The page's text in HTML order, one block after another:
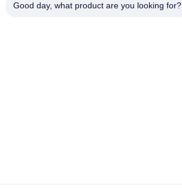
전화
Good day, what product are you looking for?